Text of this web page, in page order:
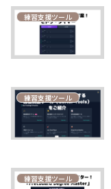
練習支援ツール
練習支援ツール
練習支援ツール